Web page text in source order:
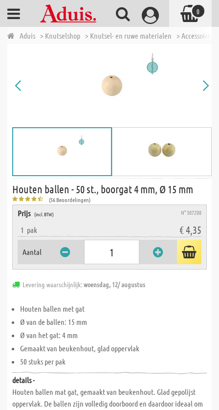
Aduis > Knutselshop > Knutsel- en ruwe materialen > Accessoires
Houten ballen - 50 st., boorgat 4 mm, Ø 15 mm
(56 Beoordelingen)
Prijs (incl. BTW) N° 307208
1 pak € 4,35
Aantal
Levering waarschijnlijk:woensdag, 12/ augustus
Houten ballen met gat
Ø van de ballen: 15 mm
Ø van het gat: 4 mm
Gemaakt van beukenhout, glad oppervlak
50 stuks per pak
details -
Houten ballen mat gat, gemaakt van beukenhout. Glad gepolijst
oppervlak. De ballen zijn volledig doorboord en daardoor ideaal om
0